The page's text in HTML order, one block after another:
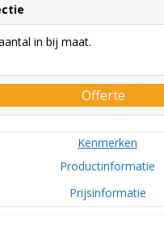
in bij maat.
Offerte
Kenmerken
Productinformatie
Prijsinformatie